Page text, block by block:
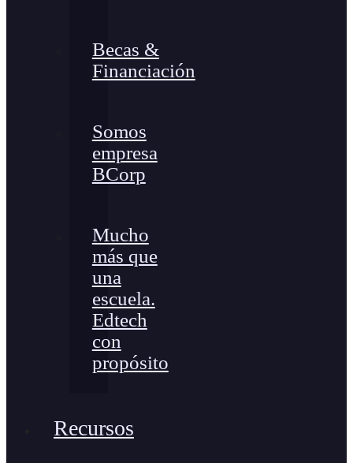
Becas &
Financiación
Somos
empresa
BCorp
Mucho
más que
una
escuela.
Edtech
con
propósito
Recursos